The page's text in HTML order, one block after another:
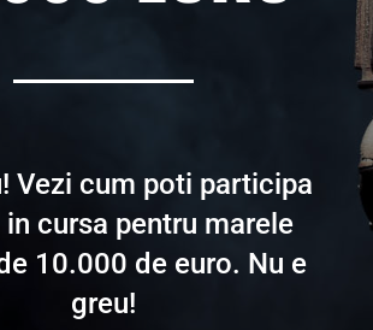
Vezi cum poti participa
cursa pentru marele
10.000 de euro. Nu e
greu!